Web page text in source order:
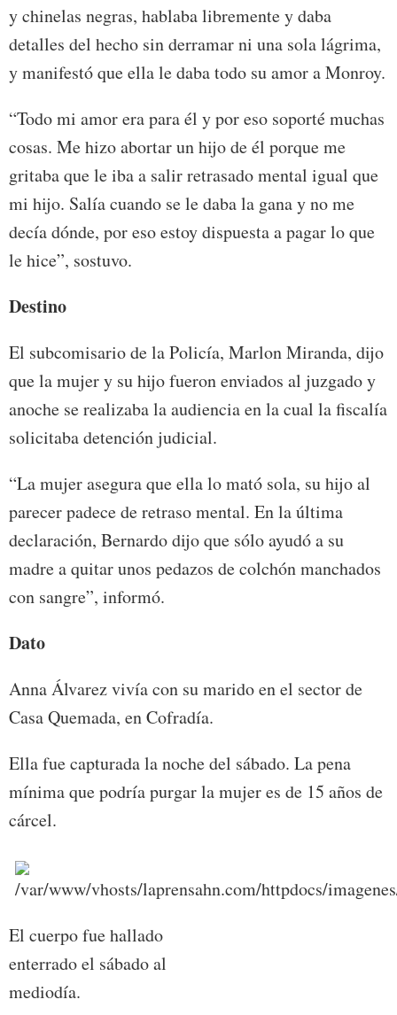
y chinelas negras, hablaba libremente y daba
detalles del hecho sin derramar ni una sola lágrima,
y manifestó que ella le daba todo su amor a Monroy.
“Todo mi amor era para él y por eso soporté muchas
cosas. Me hizo abortar un hijo de él porque me
gritaba que le iba a salir retrasado mental igual que
mi hijo. Salía cuando se le daba la gana y no me
decía dónde, por eso estoy dispuesta a pagar lo que
le hice”, sostuvo.
Destino
El subcomisario de la Policía, Marlon Miranda, dijo
que la mujer y su hijo fueron enviados al juzgado y
anoche se realizaba la audiencia en la cual la fiscalía
solicitaba detención judicial.
“La mujer asegura que ella lo mató sola, su hijo al
parecer padece de retraso mental. En la última
declaración, Bernardo dijo que sólo ayudó a su
madre a quitar unos pedazos de colchón manchados
con sangre”, informó.
Dato
Anna Álvarez vivía con su marido en el sector de
Casa Quemada, en Cofradía.
Ella fue capturada la noche del sábado. La pena
mínima que podría purgar la mujer es de 15 años de
cárcel.
El cuerpo fue hallado
enterrado el sábado al
mediodía.